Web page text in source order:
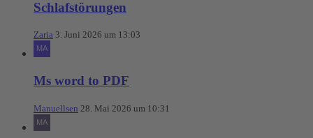
Schlafstörungen
Zaria 3. Juni 2026 um 13:03
Ms word to PDF
Manuellsen 28. Mai 2026 um 10:31